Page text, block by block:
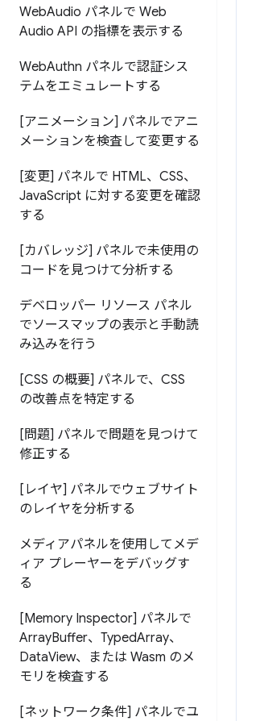
WebAudio パネルで Web
Audio API の指標を表示する
WebAuthn パネルで認証シス
テムをエミュレートする
[アニメーション] パネルでアニ
メーションを検査して変更する
[変更] パネルで HTML、CSS、
JavaScript に対する変更を確認
する
[カバレッジ] パネルで未使用の
コードを見つけて分析する
デベロッパー リソース パネル
でソースマップの表示と手動読
み込みを行う
[CSS の概要] パネルで、CSS
の改善点を特定する
[問題] パネルで問題を見つけて
修正する
[レイヤ] パネルでウェブサイト
のレイヤを分析する
メディアパネルを使用してメデ
ィア プレーヤーをデバッグす
る
[Memory Inspector] パネルで
ArrayBuffer、TypedArray、
DataView、または Wasm のメ
モリを検査する
[ネットワーク条件] パネルでユ